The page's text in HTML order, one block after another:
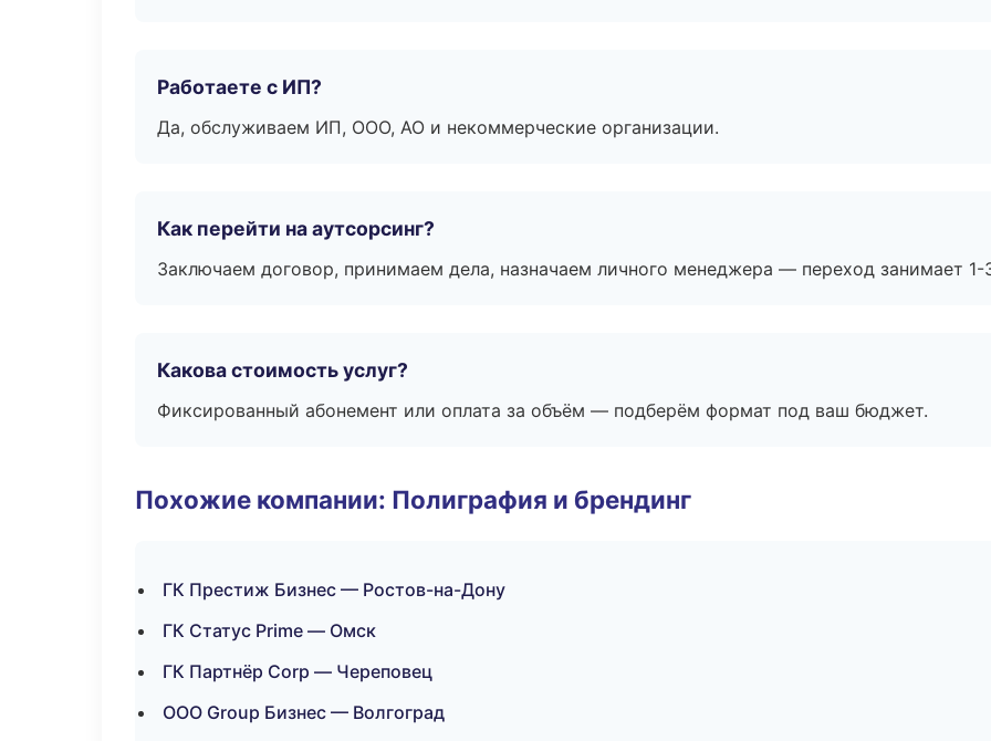
Работаете с ИП?
Да, обслуживаем ИП, ООО, АО и некоммерческие организации.
Как перейти на аутсорсинг?
Заключаем договор, принимаем дела, назначаем личного менеджера — переход занимает 1-
Какова стоимость услуг?
Фиксированный абонемент или оплата за объём — подберём формат под ваш бюджет.
Похожие компании: Полиграфия и брендинг
ГК Престиж Бизнес — Ростов-на-Дону
ГК Статус Prime — Омск
ГК Партнёр Corp — Череповец
ООО Group Бизнес — Волгоград